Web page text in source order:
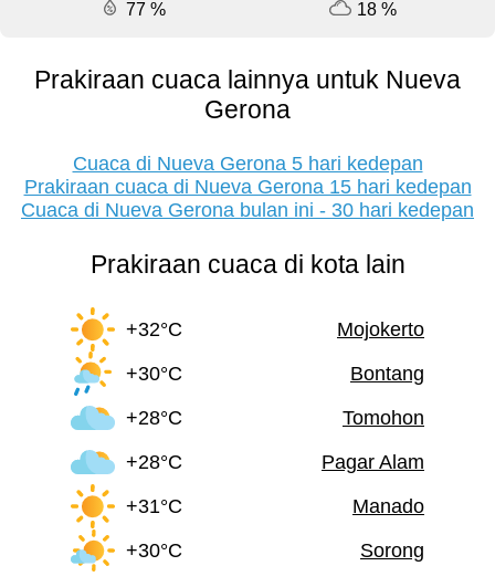
77 %
18 %
Prakiraan cuaca lainnya untuk Nueva
Gerona
Cuaca di Nueva Gerona 5 hari kedepan
Prakiraan cuaca di Nueva Gerona 15 hari kedepan
Cuaca di Nueva Gerona bulan ini - 30 hari kedepan
Prakiraan cuaca di kota lain
+32°C
Mojokerto
+30°C
Bontang
+28°C
Tomohon
+28°C
Pagar Alam
+31°C
Manado
+30°C
Sorong